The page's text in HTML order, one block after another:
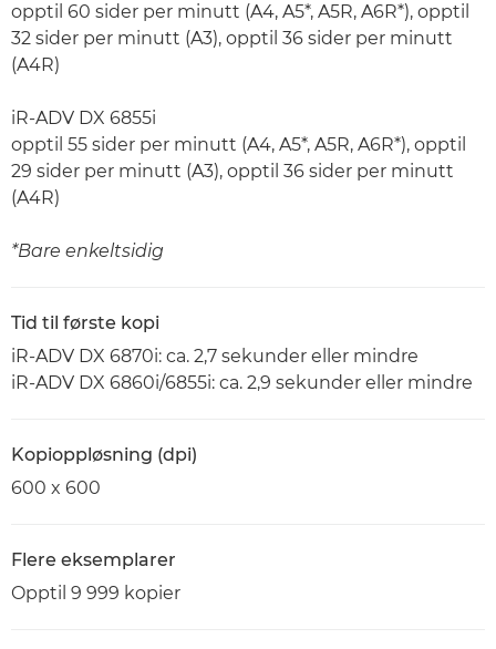
opptil 60 sider per minutt (A4, A5*, A5R, A6R*), opptil
32 sider per minutt (A3), opptil 36 sider per minutt
(A4R)
iR-ADV DX 6855i
opptil 55 sider per minutt (A4, A5*, A5R, A6R*), opptil
29 sider per minutt (A3), opptil 36 sider per minutt
(A4R)
*Bare enkeltsidig
Tid til første kopi
iR-ADV DX 6870i: ca. 2,7 sekunder eller mindre
iR-ADV DX 6860i/6855i: ca. 2,9 sekunder eller mindre
Kopioppløsning (dpi)
600 x 600
Flere eksemplarer
Opptil 9 999 kopier